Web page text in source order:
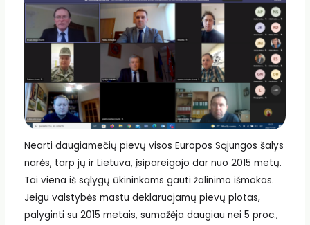
Nearti daugiamečių pievų visos Europos Sąjungos šalys
narės, tarp jų ir Lietuva, įsipareigojo dar nuo 2015 metų.
Tai viena iš sąlygų ūkininkams gauti žalinimo išmokas.
Jeigu valstybės mastu deklaruojamų pievų plotas,
palyginti su 2015 metais, sumažėja daugiau nei 5 proc.,